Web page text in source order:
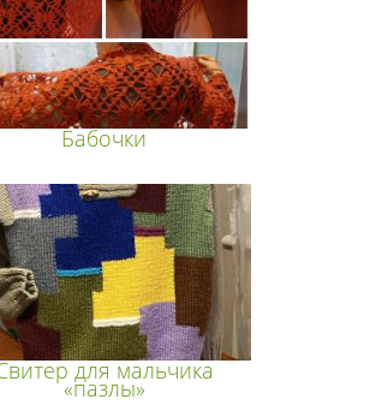
Бабочки
для мальчика
«пазлы»